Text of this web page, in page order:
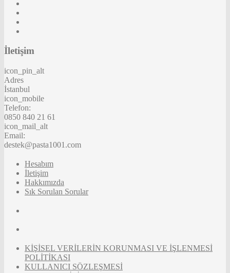
İletişim
icon_pin_alt
Adres
İstanbul
icon_mobile
Telefon:
0850 840 21 61
icon_mail_alt
Email:
destek@pasta1001.com
Hesabım
İletişim
Hakkımızda
Sık Sorulan Sorular
KİŞİSEL VERİLERİN KORUNMASI VE İŞLENMESİ
POLİTİKASI
KULLANICI SÖZLEŞMESİ